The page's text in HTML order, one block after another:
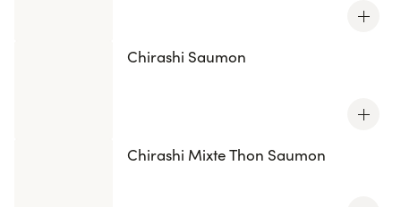
Chirashi Saumon
Chirashi Mixte Thon Saumon